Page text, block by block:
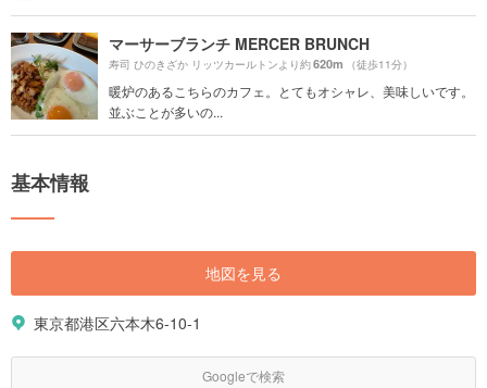
マーサーブランチ MERCER BRUNCH
寿司 ひのきざか リッツカールトンより約620m （徒歩11分）
暖炉のあるこちらのカフェ。とてもオシャレ、美味しいです。
並ぶことが多いの...
基本情報
地図を見る
東京都港区六本木6-10-1
Googleで検索